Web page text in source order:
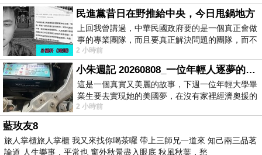
民進黨昔日在野推給中央，今日甩鍋地方
上回我曾講過，中華民國政府要的是一個真正會做
事的專業團隊，而且要真正解決問題的團隊，而不
是只會到處甩鍋的雙標團隊，最近民進黨
2 小時前
小朱週記 20260808_一位年輕人逐夢的真實故事
這是一個真實又美麗的故事，下週一位年輕大學畢
業生要去實現她的美國夢，在沒有家裡經濟奧援的
情況下，靠著自我努力工作累積出國基
2 小時前
藍玫友8
旅人掌櫃旅人掌櫃 我又來找你喝茶囉 帶上三師兄一道來 知己兩三品茗
論道 人生樂事，平常也 窗外秋景盡入眼底 秋風秋葉，愁